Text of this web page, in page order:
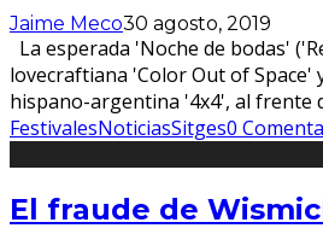
Jaime Meco30 agosto, 2019
La esperada 'Noche de bodas'
lovecraftiana 'Color Out of Space'
hispano-argentina '4x4', al frente
FestivalesNoticiasSitges0
El fraude de